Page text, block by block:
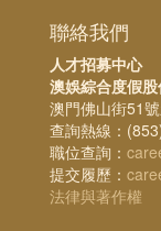
聯絡我們
人才招募中心
澳娛綜合度假
澳門佛山街51
查詢熱線：
職位查詢：
提交履歷：
法律與著作權